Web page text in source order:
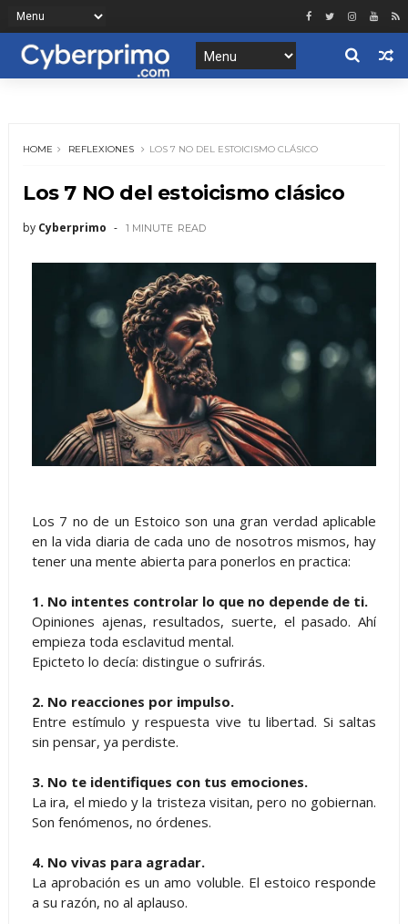
HOME REFLEXIONES LOS 7 NO DEL ESTOICISMO CLÁSICO
Los 7 NO del estoicismo clásico
by Cyberprimo 1 MINUTE READ
Los 7 no de un Estoico son una gran verdad aplicable
en la vida diaria de cada uno de nosotros mismos, hay
tener una mente abierta para ponerlos en practica:
1. No intentes controlar lo que no depende de ti.
Opiniones ajenas, resultados, suerte, el pasado. Ahí
empieza toda esclavitud mental.
Epicteto lo decía: distingue o sufrirás.
2. No reacciones por impulso.
Entre estímulo y respuesta vive tu libertad. Si saltas
sin pensar, ya perdiste.
3. No te identifiques con tus emociones.
La ira, el miedo y la tristeza visitan, pero no gobiernan.
Son fenómenos, no órdenes.
4. No vivas para agradar.
La aprobación es un amo voluble. El estoico responde
a su razón, no al aplauso.